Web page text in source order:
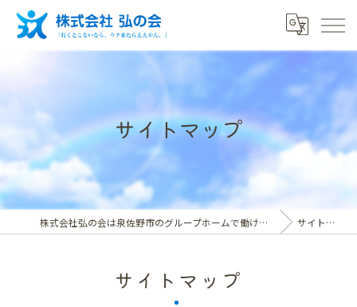
サイトマップ
株式会社弘の会は泉佐野市のグループホームで働ける介護スタッフ求人 サイトマップ
サイトマップ